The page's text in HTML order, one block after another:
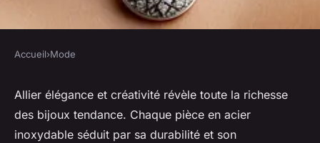
Les bijoux tendance : élégance
et créativité à chaque pièce
Accueil›Mode
Allier élégance et créativité révèle toute la richesse
des bijoux tendance. Chaque pièce en acier
inoxydable séduit par sa durabilité et son